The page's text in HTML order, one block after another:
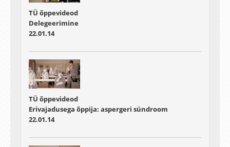
TÜ õppevideod
Delegeerimine
22.01.14
TÜ õppevideod
Erivajadusega õppija: aspergeri sündroom
22.01.14